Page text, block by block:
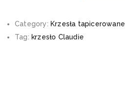
Category: Krzesła tapicerowane
Tag: krzesło Claudie